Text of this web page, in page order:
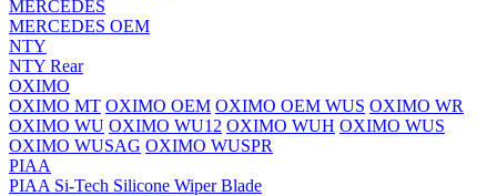
MERCEDES
MERCEDES OEM
NTY
NTY Rear
OXIMO
OXIMO MT OXIMO OEM OXIMO OEM WUS OXIMO WR
OXIMO WU OXIMO WU12 OXIMO WUH OXIMO WUS
OXIMO WUSAG OXIMO WUSPR
PIAA
PIAA Si-Tech Silicone Wiper Blade